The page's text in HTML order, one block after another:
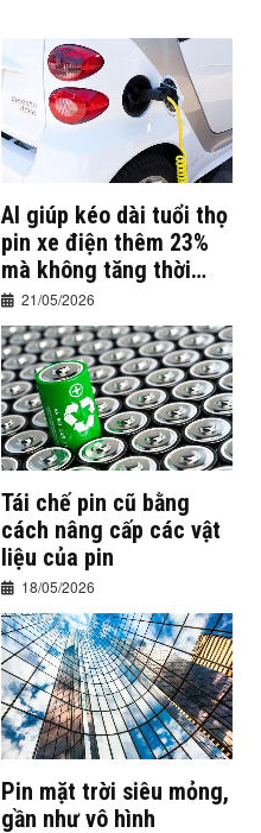
AI giúp kéo dài tuổi thọ
pin xe điện thêm 23%
mà không tăng thời
gian sạc
21/05/2026
Tái chế pin cũ bằng
cách nâng cấp các vật
liệu của pin
18/05/2026
Pin mặt trời siêu mỏng,
gần như vô hình